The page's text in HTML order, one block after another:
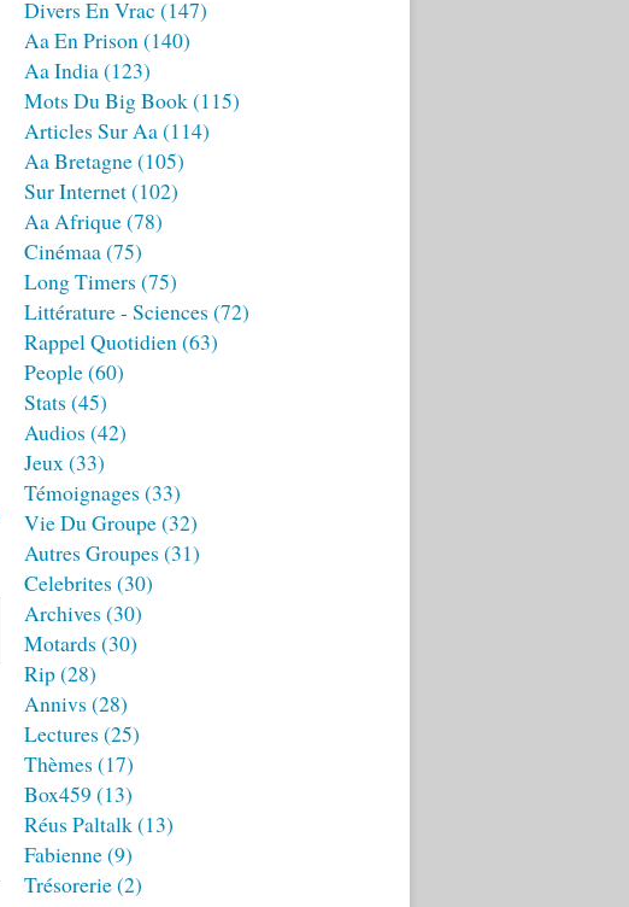
Divers En Vrac (147)
Aa En Prison(140)
Aa India(123)
Mots Du Big Book(115)
Articles Sur Aa(114)
Aa Bretagne(105)
Sur Internet(102)
Aa Afrique(78)
Cinémaa(75)
Long Timers (75)
Littérature - Sciences (72)
Rappel Quotidien(63)
People(60)
Stats (45)
Audios (42)
Jeux(33)
Témoignages (33)
Vie Du Groupe(32)
Autres Groupes (31)
Celebrites (30)
Archives (30)
Motards (30)
Rip(28)
Annivs (28)
Lectures (25)
Thèmes (17)
Box459 (13)
Réus Paltalk(13)
Fabienne(9)
Trésorerie(2)